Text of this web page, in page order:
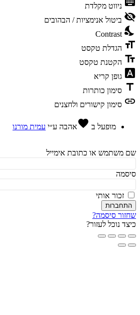
ניווט מקלדת
ביטול אנימציות / הבהובים
Contrast
הגדלת טקסט
הקטנת טקסט
גופן קריא
סימון כותרות
סימון קישורים ולחצנים
מופעל בfavorite אהבהע״י עמית מורנו
או כתובת אימייל
זכור אותי
סיסמה?
נוכל לעזור?